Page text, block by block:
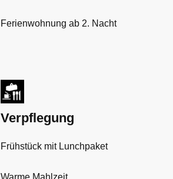
Ferienwohnung ab 2. Nacht
Verpflegung
Frühstück mit Lunchpaket
Warme Mahlzeit